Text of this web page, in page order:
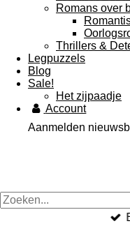
Romans over
Thrillers &
Legpuzzels
Blog
Sale!
Het zijpaadje
Account
Aanmelden